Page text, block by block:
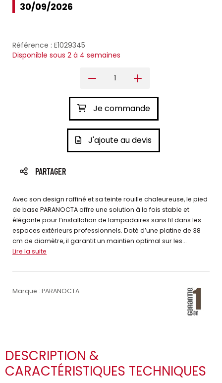
30/09/2026
Référence : E1029345
Disponible sous 2 à 4 semaines
Je commande
J'ajoute au devis
PARTAGER
Avec son design raffiné et sa teinte rouille chaleureuse, le pied
de base PARANOCTA offre une solution à la fois stable et
élégante pour l’installation de lampadaires sans fil dans les
espaces extérieurs professionnels. Doté d’une platine de 38
cm de diamètre, il garantit un maintien optimal sur les...
Lire la suite
Marque : PARANOCTA
DESCRIPTION &
CARACTÉRISTIQUES TECHNIQUES